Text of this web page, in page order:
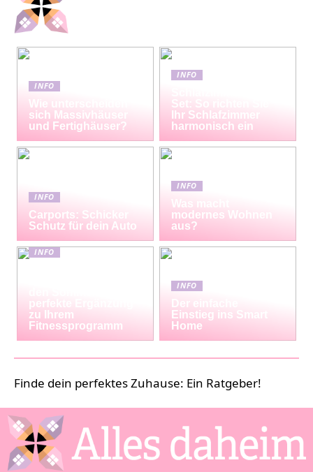
INFO
Wie unterscheiden
sich Massivhäuser
und Fertighäuser?
INFO
Set: So richten Sie
Ihr Schlafzimmer
harmonisch ein
INFO
Carports: Schicker
Schutz für dein Auto
INFO
Was macht
modernes Wohnen
aus?
INFO
perfekte Ergänzung
zu Ihrem
Fitnessprogramm
INFO
Der einfache
Einstieg ins Smart
Home
Finde dein perfektes Zuhause: Ein Ratgeber!